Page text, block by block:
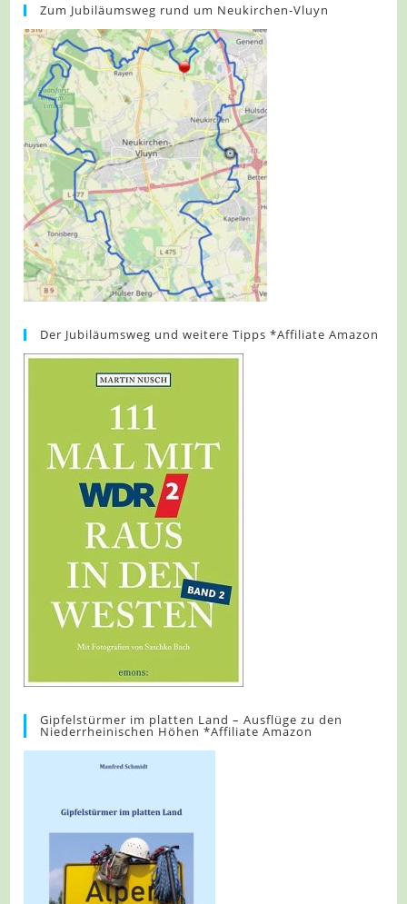
Zum Jubiläumsweg rund um Neukirchen-Vluyn
Der Jubiläumsweg und weitere Tipps *Affiliate Amazon
Gipfelstürmer im platten Land – Ausflüge zu den
Niederrheinischen Höhen *Affiliate Amazon